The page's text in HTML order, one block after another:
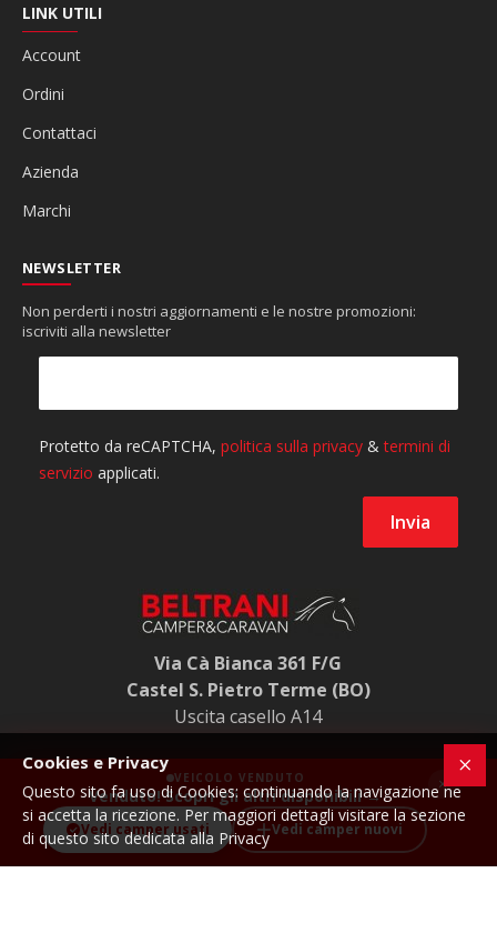
VEICOLO VENDUTO
Venduto! Scopri gli altri disponibili →
Vedi camper usati Vedi camper nuovi
×
LINK UTILI
Account
Ordini
Contattaci
Azienda
Marchi
NEWSLETTER
Non perderti i nostri aggiornamenti e le nostre promozioni:
iscriviti alla newsletter
Via Cà Bianca 361 F/G
Castel S. Pietro Terme (BO)
Uscita casello A14
Beltrani Caravan Market S.R.L - P.IVA 00631481207
Cookies e Privacy
Questo sito fa uso di Cookies: continuando la navigazione ne
si accetta la ricezione. Per maggiori dettagli visitare la sezione
di questo sito dedicata alla Privacy